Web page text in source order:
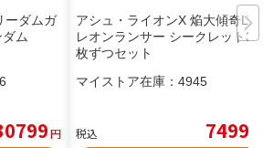
ーダムガ
ム
円
アシュ・ライオンX 焔大傾奇LT
レオンランサー シークレット3
枚ずつセット
マイストア在庫： 4945
税込 7499